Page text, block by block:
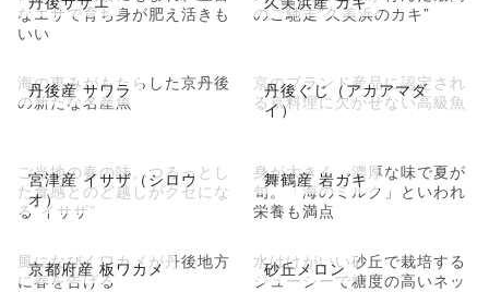
なエサで育ち身が肥え活きも
いい
のご馳走”久美浜のカキ”
丹後産 サワラ
海の恵みがもたらした京丹後
の新たな名産魚
丹後ぐじ（アカアマダ
イ）
京のブランド産品に認定され
る京料理に欠かせない高級魚
宮津産 イサザ（シロウ
オ）
ご当地の春の味。つるっとし
た食感とのど越しがクセにな
る”イサザ”
舞鶴産 岩ガキ
身が大きく、濃厚な味で夏が
旬。「海のミルク」といわれ
栄養も満点
京都府産 板ワカメ
風になびくワカメが丹後地方
に春を告げる
砂丘メロン
水はけがいい砂丘で栽培する
ジューシーで糖度の高いネッ